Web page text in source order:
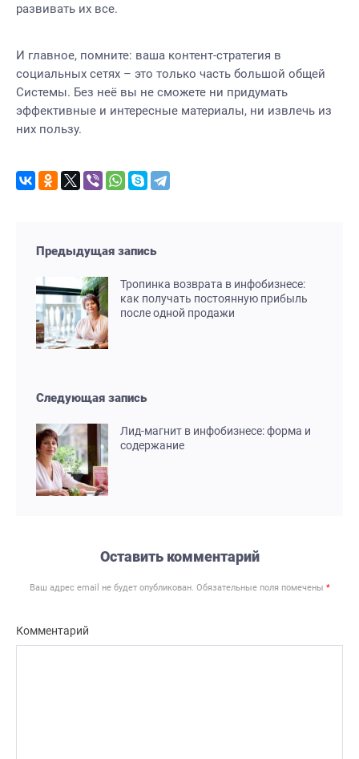
развивать их все.
И главное, помните: ваша контент-стратегия в
социальных сетях – это только часть большой общей
Системы. Без неё вы не сможете ни придумать
эффективные и интересные материалы, ни извлечь из
них пользу.
Предыдущая запись
Тропинка возврата в инфобизнесе:
как получать постоянную прибыль
после одной продажи
Следующая запись
Лид-магнит в инфобизнесе: форма и
содержание
Оставить комментарий
Ваш адрес email не будет опубликован. Обязательные поля помечены *
Комментарий